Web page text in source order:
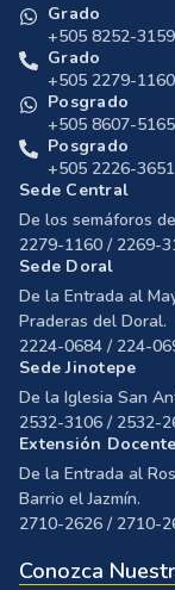
Grado
+505 8252-3159
Grado
+505 2279-1160
Posgrado
+505 8607-5165
Posgrado
+505 2226-3651
Sede Central
De los semáforos
2279-1160 / 2269-
Sede Doral
De la Entrada al
Praderas del Doral.
2224-0684 / 224-
Sede Jinotepe
De la Iglesia San
2532-3106 / 2532-
Extensión
De la Entrada al
Barrio el Jazmín.
2710-2626 / 2710-
Conozca